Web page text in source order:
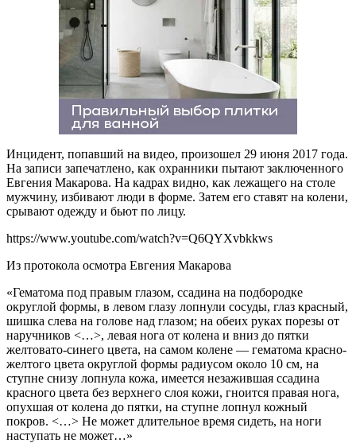
Инцидент, попавший на видео, произошел 29 июня 2017 года.
На записи запечатлено, как охранники пытают заключенного
Евгения Макарова. На кадрах видно, как лежащего на столе
мужчину, избивают люди в форме. Затем его ставят на колени,
срывают одежду и бьют по лицу.
https://www.youtube.com/watch?v=Q6QYXvbkkws
Из протокола осмотра Евгения Макарова
«Гематома под правым глазом, ссадина на подбородке
округлой формы, в левом глазу лопнули сосуды, глаз красный,
шишка слева на голове над глазом; на обеих руках порезы от
наручников <…>, левая нога от колена и вниз до пятки
желтовато-синего цвета, на самом колене — гематома красно-
желтого цвета округлой формы радиусом около 10 см, на
ступне снизу лопнула кожа, имеется незажившая ссадина
красного цвета без верхнего слоя кожи, гноится правая нога,
опухшая от колена до пятки, на ступне лопнул кожный
покров. <…> Не может длительное время сидеть, на ноги
наступать не может…»